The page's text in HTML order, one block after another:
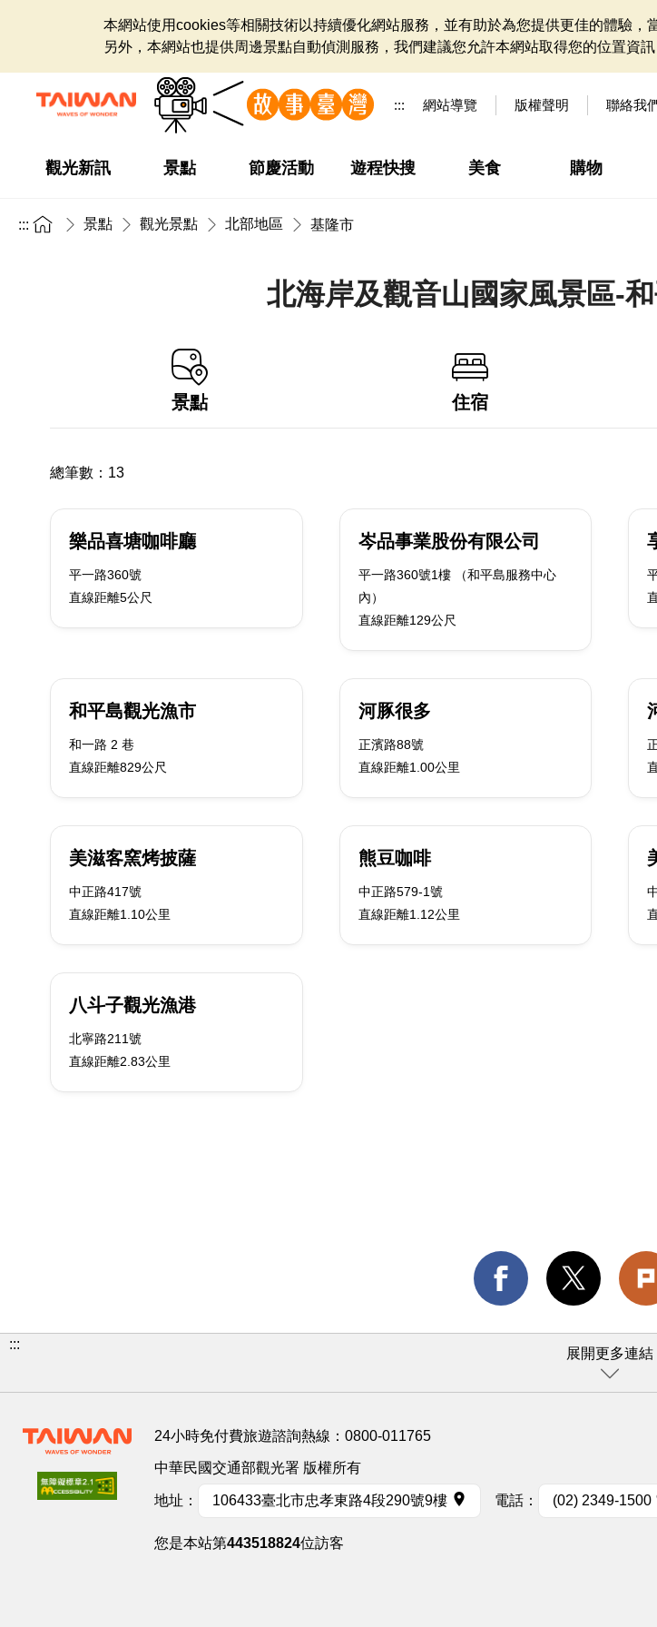
本網站使用cookies等相關技術以持續優化網站服務，並有助於為您提供更佳的體驗，
另外，本網站也提供周邊景點自動偵測服務，我們建議您允許本網站取得您的位置資
::: 網站導覽 版權聲明 聯絡我
觀光新訊 景點 節慶活動 遊程快搜 美食 購物
::: 景點 觀光景點 北部地區 基隆市
北海岸及觀音山國家風景區-
景點 住宿
總筆數： 13
樂品喜塘咖啡廳
平一路360號
直線距離5公尺
岑品事業股份有限公司
平一路360號1樓 （和平島服務中心
內）
直線距離129公尺
和平島觀光漁市
和一路 2 巷
直線距離829公尺
河豚很多
正濱路88號
直線距離1.00公里
美滋客窯烤披薩
中正路417號
直線距離1.10公里
熊豆咖啡
中正路579-1號
直線距離1.12公里
八斗子觀光漁港
北寧路211號
直線距離2.83公里
:::
展開更多連結
24小時免付費旅遊諮詢熱線： 0800-011765
中華民國交通部觀光署 版權所有
地址： 106433臺北市忠孝東路4段290號9樓 電話： (02) 2349-1500
您是本站第443518824位訪客